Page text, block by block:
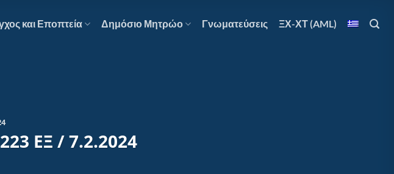
και Εποπτεία Δημόσιο Μητρώο Γνωματεύσεις ΞΧ-ΧΤ (AML)
ΕΞ / 7.2.2024